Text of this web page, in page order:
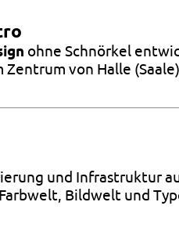
ohne Schnörkel
Zentrum von Halle
und Infrastruktur
Bildwelt und